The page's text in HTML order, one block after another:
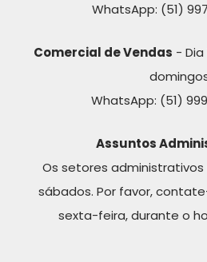
WhatsApp: (51)
Comercial de Vendas -
WhatsApp: (51)
Assuntos
Os setores
sábados. Por favor,
sexta-feira, durante o